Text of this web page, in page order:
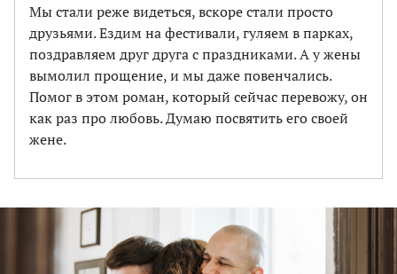
Мы стали реже видеться, вскоре стали просто
друзьями. Ездим на фестивали, гуляем в парках,
поздравляем друг друга с праздниками. А у жены
вымолил прощение, и мы даже повенчались.
Помог в этом роман, который сейчас перевожу, он
как раз про любовь. Думаю посвятить его своей
жене.